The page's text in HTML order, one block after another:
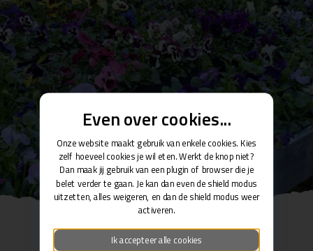
Even over cookies...
Onze website maakt gebruik van enkele cookies. Kies
zelf hoeveel cookies je wil eten. Werkt de knop niet?
Dan maak jij gebruik van een plugin of browser die je
belet verder te gaan. Je kan dan even de shield modus
uitzetten, alles weigeren, en dan de shield modus weer
activeren.
Ik accepteer alle cookies